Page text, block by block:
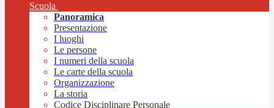
Scuola
Panoramica
Presentazione
I luoghi
Le persone
I numeri della scuola
Le carte della scuola
Organizzazione
La storia
Codice Disciplinare Personale